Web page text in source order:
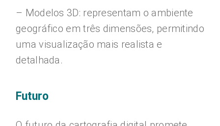
– Modelos 3D: representam o ambiente
geográfico em três dimensões, permitindo
uma visualização mais realista e
detalhada.
Futuro